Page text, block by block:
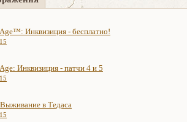
Инквизиция - бесплатно!
Инквизиция - патчи 4 и 5
в Тедаса